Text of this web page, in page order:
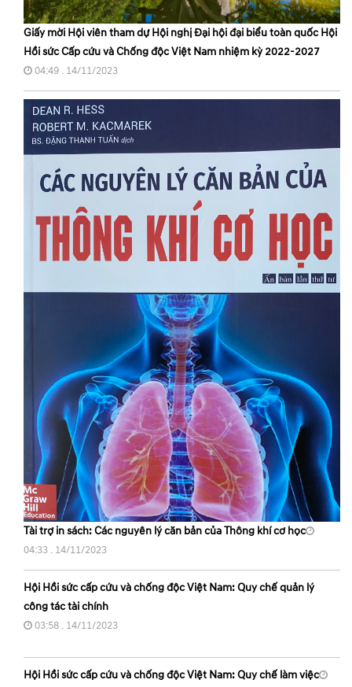
Giấy mời Hội viên tham dự Hội nghị Đại hội đại biểu toàn quốc Hội
Hồi sức Cấp cứu và Chống độc Việt Nam nhiệm kỳ 2022-2027
04:49 . 14/11/2023
Tài trợ in sách: Các nguyên lý căn bản của Thông khí cơ học
04:33 . 14/11/2023
Hội Hồi sức cấp cứu và chống độc Việt Nam: Quy chế quản lý
công tác tài chính
03:58 . 14/11/2023
Hội Hồi sức cấp cứu và chống độc Việt Nam: Quy chế làm việc